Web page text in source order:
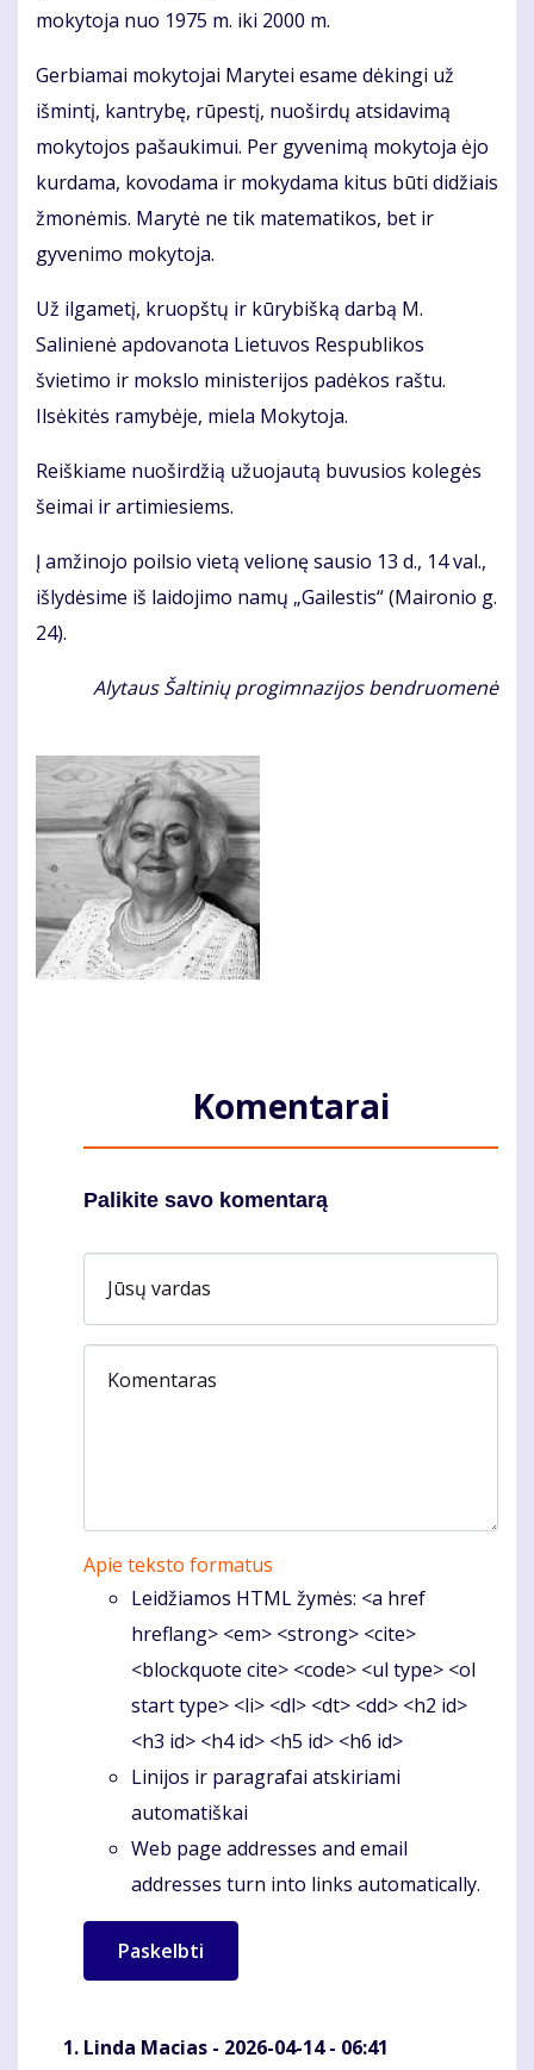
mokytoja nuo 1975 m. iki 2000 m.
Gerbiamai mokytojai Marytei esame dėkingi už
išmintį, kantrybę, rūpestį, nuoširdų atsidavimą
mokytojos pašaukimui. Per gyvenimą mokytoja ėjo
kurdama, kovodama ir mokydama kitus būti didžiais
žmonėmis. Marytė ne tik matematikos, bet ir
gyvenimo mokytoja.
Už ilgametį, kruopštų ir kūrybišką darbą M.
Salinienė apdovanota Lietuvos Respublikos
švietimo ir mokslo ministerijos padėkos raštu.
Ilsėkitės ramybėje, miela Mokytoja.
Reiškiame nuoširdžią užuojautą buvusios kolegės
šeimai ir artimiesiems.
Į amžinojo poilsio vietą velionę sausio 13 d., 14 val.,
išlydėsime iš laidojimo namų „Gailestis“ (Maironio g.
24).
Alytaus Šaltinių progimnazijos bendruomenė
Komentarai
Palikite savo komentarą
Jūsų vardas
Komentaras
Apie teksto formatus
Leidžiamos HTML žymės: <a href
hreflang> <em> <strong> <cite>
<blockquote cite> <code> <ul type> <ol
start type> <li> <dl> <dt> <dd> <h2 id>
<h3 id> <h4 id> <h5 id> <h6 id>
Linijos ir paragrafai atskiriami
automatiškai
Web page addresses and email
addresses turn into links automatically.
Linda Macias - 2026-04-14 - 06:41